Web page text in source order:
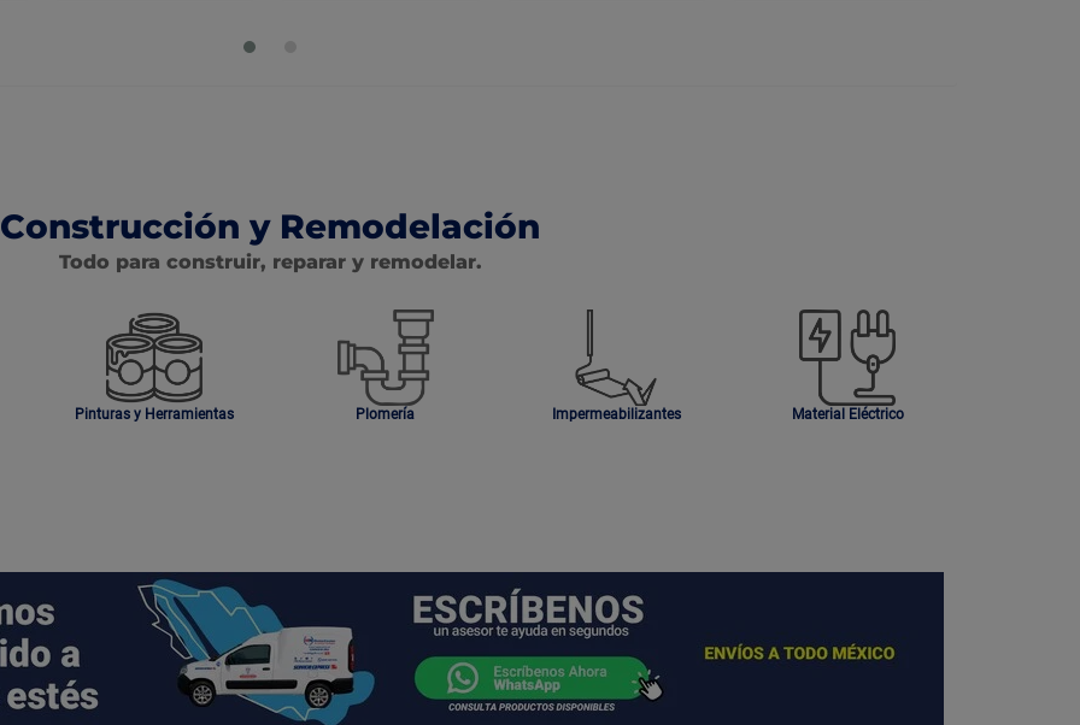
Construcción y Remodelación
Todo para construir, reparar y remodelar.
Pinturas y Herramientas Plomería Impermeabilizantes Material Eléctrico